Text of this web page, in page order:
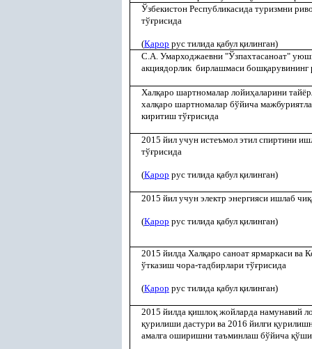
Ўзбекистон Республикасида туризмни
тўғрисида
(Қарор рус тилида қабул қилинган)
С.А. Умарходжаевни "Ўзпахтасаноат"
акциядорлик бирлашмаси бошқарувининг
Халқаро шартномалар лойиҳаларини
халқаро шартномалар бўйича
киритиш тўғрисида
2015 йил учун истеъмол этил спиртини
тўғрисида
(Қарор рус тилида қабул қилинган)
2015 йил учун электр энергияси ишлаб чиқ
(Қарор рус тилида қабул қилинган)
2015 йилда Халқаро саноат ярмаркаси ва
ўтказиш чора-тадбирлари тўғрисида
(Қарор рус тилида қабул қилинган)
2015 йилда қишлоқжойларда намунавий
қурилиши дастури ва 2016 йилги қ
амалга оширишни таъминлаш бўйича қ